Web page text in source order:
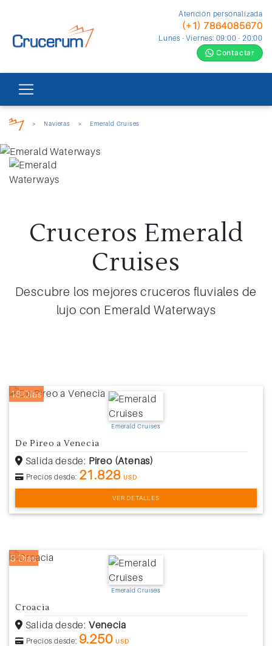
Atención personalizada
(+1) 7864085670
Lunes - Viernes: 09:00 - 20:00
Contactar
> Navieras > Emerald Cruises
Cruceros Emerald
Cruises
Descubre los mejores cruceros fluviales de
lujo con Emerald Waterways
18 Días
Emerald Cruises
De Pireo a Venecia
Salida desde: Pireo (Atenas)
Precios desde: 21.828 USD
VER DETALLES
8 Días
Emerald Cruises
Croacia
Salida desde: Venecia
Precios desde: 9.250 USD